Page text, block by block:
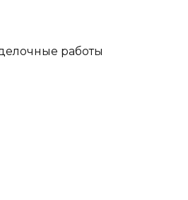
работы